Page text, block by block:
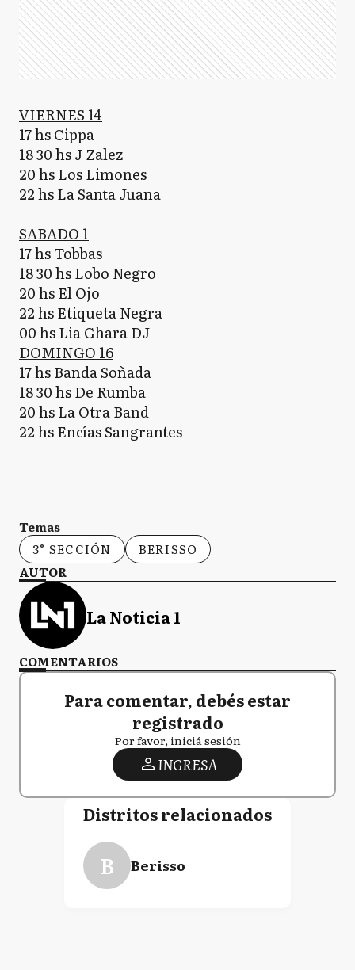
VIERNES 14
17 hs Cippa
18 30 hs J Zalez
20 hs Los Limones
22 hs La Santa Juana
SABADO 1
17 hs Tobbas
18 30 hs Lobo Negro
20 hs El Ojo
22 hs Etiqueta Negra
00 hs Lia Ghara DJ
DOMINGO 16
17 hs Banda Soñada
18 30 hs De Rumba
20 hs La Otra Band
22 hs Encías Sangrantes
Temas
3° SECCIÓN
BERISSO
AUTOR
La Noticia 1
COMENTARIOS
Para comentar, debés estar
registrado
Por favor, iniciá sesión
INGRESA
Distritos relacionados
B Berisso